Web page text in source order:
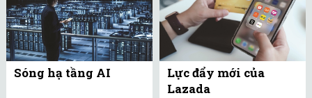
Sóng hạ tầng AI
Lực đẩy mới của
Lazada